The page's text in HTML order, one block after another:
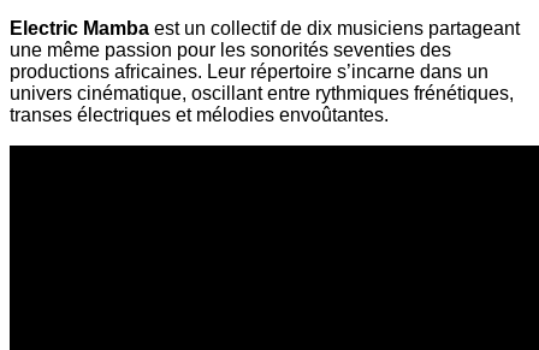
Electric Mamba est un collectif de dix musiciens partageant
une même passion pour les sonorités seventies des
productions africaines. Leur répertoire s’incarne dans un
univers cinématique, oscillant entre rythmiques frénétiques,
transes électriques et mélodies envoûtantes.